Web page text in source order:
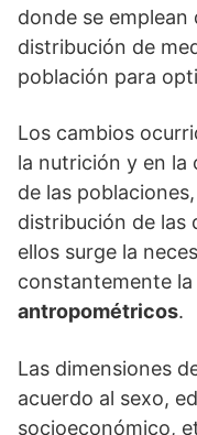
donde se
distribución de
población para
Los cambios
la nutrición y en la
de las
distribución de las
ellos surge la
constantemente la
antropométricos.
Las dimensiones
acuerdo al sexo,
socioeconómico,